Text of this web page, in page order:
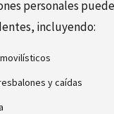
personales
incluyendo:
y caídas